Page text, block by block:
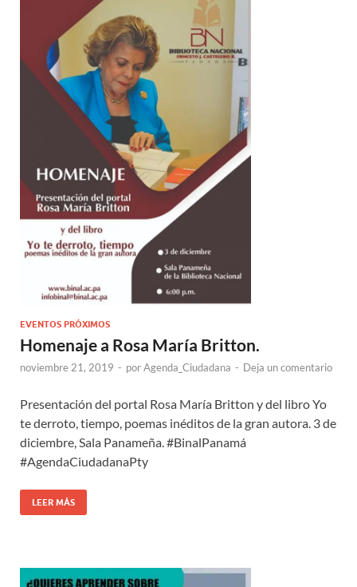
EVENTOS PRÓXIMOS
Homenaje a Rosa María Britton.
noviembre 21, 2019 - porAgenda_Ciudadana - Deja un comentario
Presentación del portal Rosa María Britton y del libro Yo
te derroto, tiempo, poemas inéditos de la gran autora. 3 de
diciembre, Sala Panameña. #BinalPanamá
#AgendaCiudadanaPty
LEER MÁS